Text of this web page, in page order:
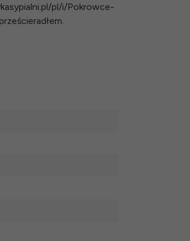
pl/i/Pokrowce-